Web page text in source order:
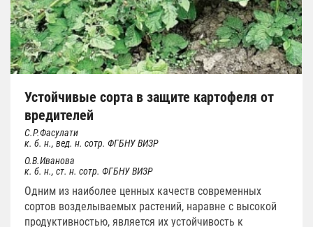
Устойчивые сорта в защите картофеля от
вредителей
С.Р.Фасулати
к. б. н., вед. н. сотр. ФГБНУ ВИЗР
О.В.Иванова
к. б. н., ст. н. сотр. ФГБНУ ВИЗР
Одним из наиболее ценных качеств современных
сортов возделываемых растений, наравне с высокой
продуктивностью, является их устойчивость к